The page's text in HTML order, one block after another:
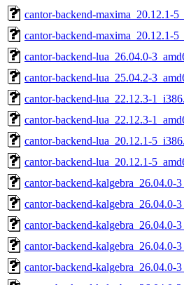
cantor-backend-maxima_20.12.1-
cantor-backend-maxima_20.12.1-
cantor-backend-lua_26.04.0-
cantor-backend-lua_25.04.2-
cantor-backend-lua_22.12.3-
cantor-backend-lua_22.12.3-
cantor-backend-lua_20.12.1-
cantor-backend-lua_20.12.1-
cantor-backend-kalgebra_26.04.0-
cantor-backend-kalgebra_26.04.0-
cantor-backend-kalgebra_26.04.0-
cantor-backend-kalgebra_26.04.0-
cantor-backend-kalgebra_26.04.0-